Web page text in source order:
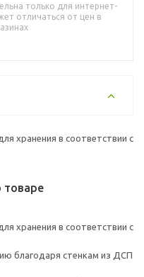
только для интернет-
отличаться от цен в
хранения в соответствии с
товаре
хранения в соответствии с
благодаря стенкам из ДСП